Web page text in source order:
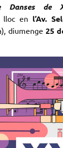
Danses de
lloc en l’Av.
diumenge25